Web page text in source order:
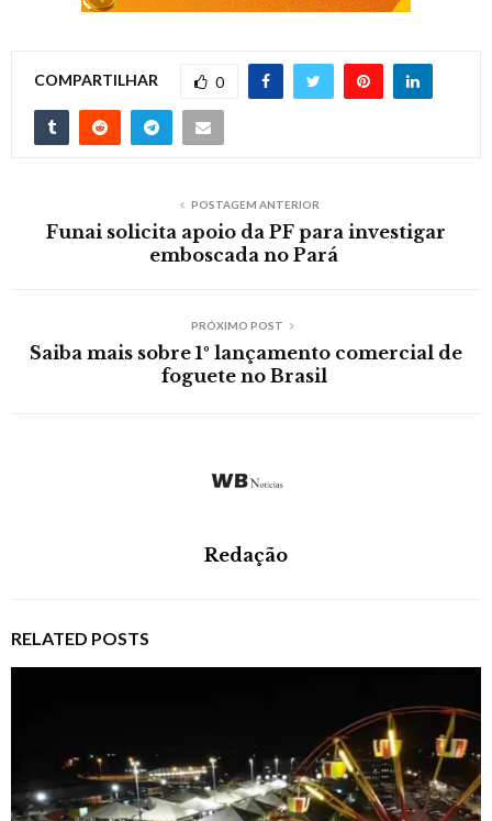
COMPARTILHAR 0
POSTAGEM ANTERIOR
Funai solicita apoio da PF para investigar
emboscada no Pará
PRÓXIMO POST
Saiba mais sobre 1º lançamento comercial de
foguete no Brasil
Redação
RELATED POSTS